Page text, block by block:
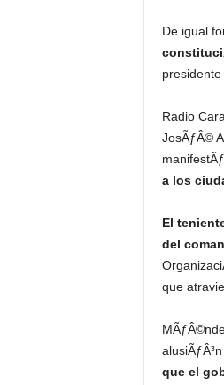
De igual
Radio
JosÃƒÂ©
a los
El
del
que
que el